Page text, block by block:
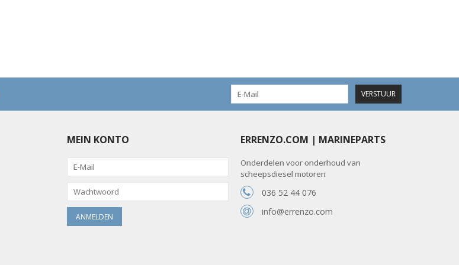
VERSTUUR
MEIN KONTO ERRENZO.COM | MARINEPARTS
Onderdelen voor onderhoud van
scheepsdiesel motoren
036 52 44 076
info@errenzo.com